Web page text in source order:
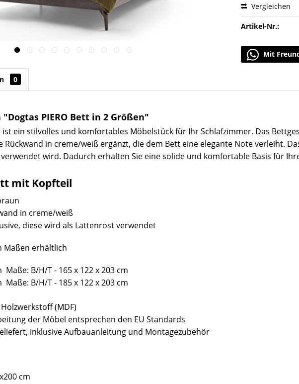
Vergleichen
Artikel-Nr.:
Mit
0
PIERO Bett in 2 Größen"
ist ein stilvolles und komfortables Möbelstück für Ihr Schlafzimmer. Das
in creme/weiß ergänzt, die dem Bett eine elegante Note verleiht.
wird. Dadurch erhalten Sie eine solide und komfortable Basis für
mit Kopfteil
in creme/weiß
diese wird als Lattenrost verwendet
Maßen erhältlich
Maße: B/H/T - 165 x 122 x 203 cm
Maße: B/H/T - 185 x 122 x 203 cm
(MDF)
der Möbel entsprechen den EU Standards
inklusive Aufbauanleitung und Montagezubehör
cm